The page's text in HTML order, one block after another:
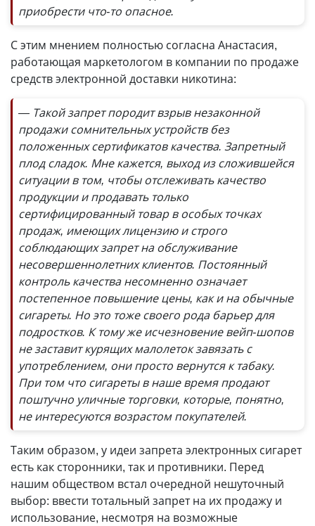
приобрести что-то опасное.
С этим мнением полностью согласна Анастасия,
работающая маркетологом в компании по продаже
средств электронной доставки никотина:
— Такой запрет породит взрыв незаконной
продажи сомнительных устройств без
положенных сертификатов качества. Запретный
плод сладок. Мне кажется, выход из сложившейся
ситуации в том, чтобы отслеживать качество
продукции и продавать только
сертифицированный товар в особых точках
продаж, имеющих лицензию и строго
соблюдающих запрет на обслуживание
несовершеннолетних клиентов. Постоянный
контроль качества несомненно означает
постепенное повышение цены, как и на обычные
сигареты. Но это тоже своего рода барьер для
подростков. К тому же исчезновение вейп-шопов
не заставит курящих малолеток завязать с
употреблением, они просто вернутся к табаку.
При том что сигареты в наше время продают
поштучно уличные торговки, которые, понятно,
не интересуются возрастом покупателей.
Таким образом, у идеи запрета электронных сигарет
есть как сторонники, так и противники. Перед
нашим обществом встал очередной нешуточный
выбор: ввести тотальный запрет на их продажу и
использование, несмотря на возможные